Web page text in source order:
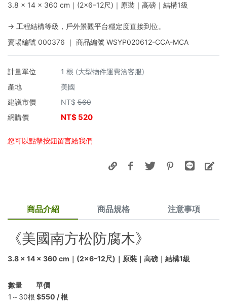
3.8 × 14 × 360 cm｜(2×6–12尺)｜原裝｜高磅｜結構1級
→ 工程結構等級，戶外景觀平台穩定度直接到位。
賣場編號 000376 ｜ 商品編號 WSYP020612-CCA-MCA
計量單位
1 根 (大型物件運費洽客服)
產地
美國
建議市價
NT$ 560
網購價
NT$ 520
您可以點擊按鈕留言給我們
商品介紹 商品規格 注意事項
《美國南方松防腐木》
3.8 × 14 × 360 cm｜(2×6–12尺)｜原裝｜高磅｜結構1級
數量
單價
1～30根 $550 / 根